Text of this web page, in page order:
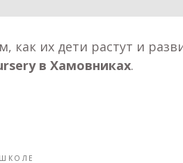
как их дети растут и
в Хамовниках.